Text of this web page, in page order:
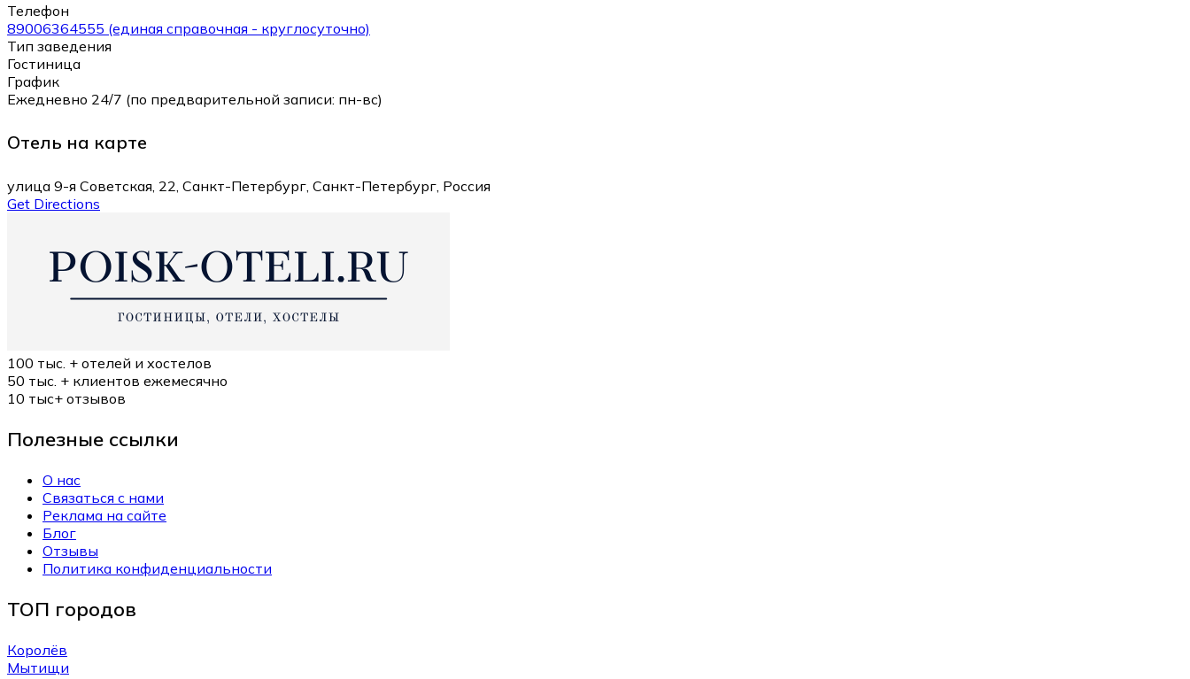
Телефон
89006364555 (единая справочная - круглосуточно)
Тип заведения
Гостиница
График
Ежедневно 24/7 (по предварительной записи: пн-вс)
Отель на карте
улица 9-я Советская, 22, Санкт-Петербург, Санкт-Петербург, Россия
Get Directions
100 тыс. + отелей и хостелов
50 тыс. + клиентов ежемесячно
10 тыс+ отзывов
Полезные ссылки
О нас
Связаться с нами
Реклама на сайте
Блог
Отзывы
Политика конфиденциальности
ТОП городов
Королёв
Мытищи